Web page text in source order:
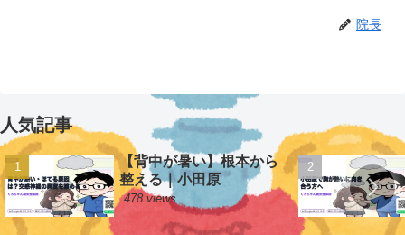
院長
人気記事
【背中が暑い】根本から
整える｜小田原
478 views